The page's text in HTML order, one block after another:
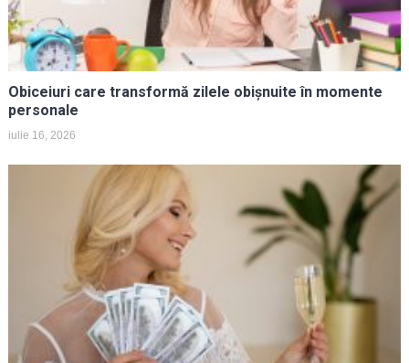
Obiceiuri care transformă zilele obișnuite în momente
personale
iulie 16, 2026